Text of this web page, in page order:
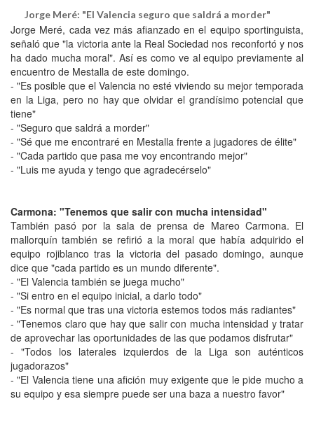
Jorge Meré: "El Valencia seguro que saldrá a morder"
Jorge Meré, cada vez más afianzado en el equipo sportinguista,
señaló que "la victoria ante la Real Sociedad nos reconfortó y nos
ha dado mucha moral". Así es como ve al equipo previamente al
encuentro de Mestalla de este domingo.
- "Es posible que el Valencia no esté viviendo su mejor temporada
en la Liga, pero no hay que olvidar el grandísimo potencial que
tiene"
- "Seguro que saldrá a morder"
- "Sé que me encontraré en Mestalla frente a jugadores de élite"
- "Cada partido que pasa me voy encontrando mejor"
- "Luis me ayuda y tengo que agradecérselo"
Carmona: "Tenemos que salir con mucha intensidad"
También pasó por la sala de prensa de Mareo Carmona. El
mallorquín también se refirió a la moral que había adquirido el
equipo rojiblanco tras la victoria del pasado domingo, aunque
dice que "cada partido es un mundo diferente".
- "El Valencia también se juega mucho"
- "Si entro en el equipo inicial, a darlo todo"
- "Es normal que tras una victoria estemos todos más radiantes"
- "Tenemos claro que hay que salir con mucha intensidad y tratar
de aprovechar las oportunidades de las que podamos disfrutar"
- "Todos los laterales izquierdos de la Liga son auténticos
jugadorazos"
- "El Valencia tiene una afición muy exigente que le pide mucho a
su equipo y esa siempre puede ser una baza a nuestro favor"